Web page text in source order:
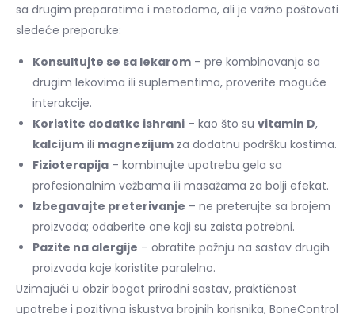
sa drugim preparatima i metodama, ali je važno poštovati
sledeće preporuke:
Konsultujte se sa lekarom – pre kombinovanja sa
drugim lekovima ili suplementima, proverite moguće
interakcije.
Koristite dodatke ishrani – kao što su vitamin D,
kalcijum ili magnezijum za dodatnu podršku kostima.
Fizioterapija – kombinujte upotrebu gela sa
profesionalnim vežbama ili masažama za bolji efekat.
Izbegavajte preterivanje – ne preterujte sa brojem
proizvoda; odaberite one koji su zaista potrebni.
Pazite na alergije – obratite pažnju na sastav drugih
proizvoda koje koristite paralelno.
Uzimajući u obzir bogat prirodni sastav, praktičnost
upotrebe i pozitivna iskustva brojnih korisnika, BoneControl